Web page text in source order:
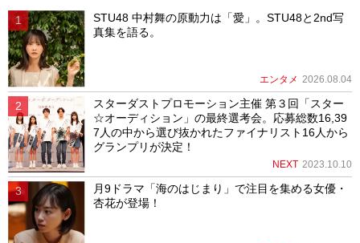
STU48 中村舞の原動力は「愛」。STU48と2nd写
真集を語る。
エンタメ 2026.08.04
スターダストプロモーション主催 第３回「スター
☆オーディション」の最終選考会。応募総数16,39
7人の中から選び抜かれたファイナリスト16人から
グランプリが決定！
NEXT 2023.10.10
月9ドラマ「海のはじまり」で注目を集める女優・
杏花が登場！